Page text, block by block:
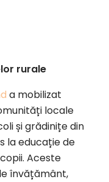
rurale
a mobilizat
locale
și grădinițe din
la educație de
Aceste
învățământ,